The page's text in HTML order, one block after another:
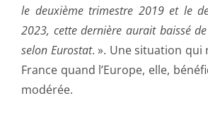
le deuxième trimestre 2019 et le
2023, cette dernière aurait baissé
selon Eurostat. ». Une situation qui
France quand l’Europe, elle,
modérée.